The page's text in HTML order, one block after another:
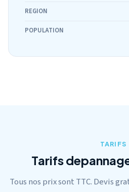
REGION
POPULATION
TARIFS
Tarifs
Tous nos prix sont TTC. Devis